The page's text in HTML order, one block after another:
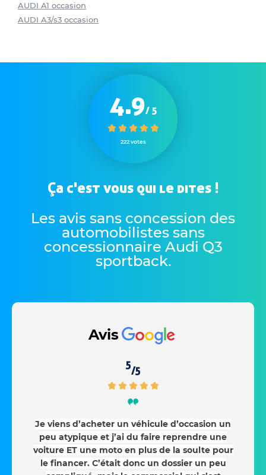
AUDI A1 occasion
AUDI A3/s3 occasion
4.9/ 5
222 votes
Ça c'est vous qui le dites !
Les avis sans concession des
automobilistes sans
concessionnaire Audi Q3
sportback.
Avis
5/5
Je viens d’acheter un véhicule d’occasion un
peu atypique et j’ai du faire reprendre une
voiture ET une moto en plus de la soulte pour
le financer. C’était donc un dossier un peu